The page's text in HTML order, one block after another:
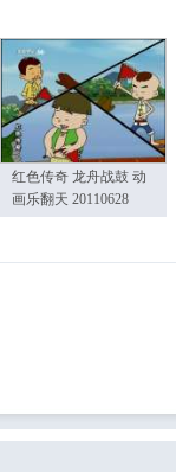
红色传奇 龙舟战鼓 动
画乐翻天 20110628